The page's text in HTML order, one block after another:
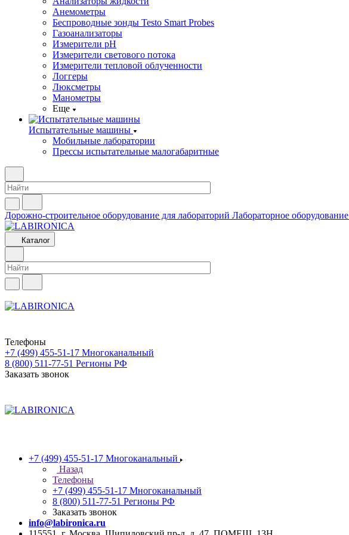
Анемометры
Беспроводные зонды Testo Smart Probes
Газоанализаторы
Измерители pH
Измерители светового потока
Измерители тепловой облученности
Логгеры
Люксметры
Манометры
Еще
Испытательные машины
Мобильные лаборатории
Прессы испытательные малогабаритные
Дорожно-строительное оборудование для лабораторий Лабораторное оборудование
Каталог
Телефоны
+7 (499) 455-51-17 Многоканальный
8 (800) 511-77-51 Регионы РФ
Заказать звонок
+7 (499) 455-51-17 Многоканальный
Назад
Телефоны
+7 (499) 455-51-17 Многоканальный
8 (800) 511-77-51 Регионы РФ
Заказать звонок
info@labironica.ru